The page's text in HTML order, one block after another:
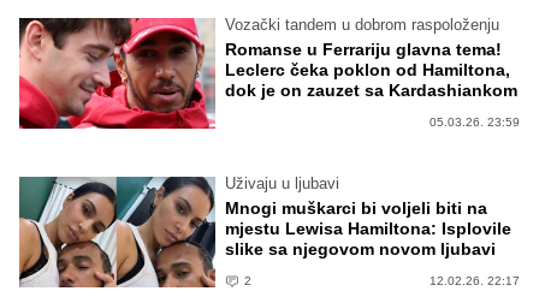
Vozački tandem u dobrom raspoloženju
Romanse u Ferrariju glavna tema!
Leclerc čeka poklon od Hamiltona,
dok je on zauzet sa Kardashiankom
05.03.26. 23:59
Uživaju u ljubavi
Mnogi muškarci bi voljeli biti na
mjestu Lewisa Hamiltona: Isplovile
slike sa njegovom novom ljubavi
2 12.02.26. 22:17